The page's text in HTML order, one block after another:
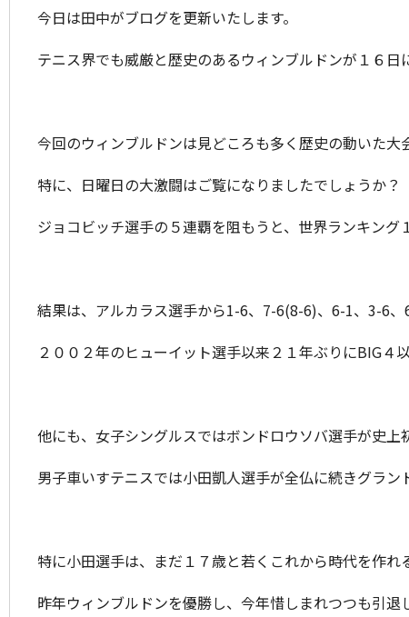
今日は田中がブログを更新いたします。
テニス界でも威厳と歴史のあるウィンブルドンが１６日
今回のウィンブルドンは見どころも多く歴史の動いた大
特に、日曜日の大激闘はご覧になりましたでしょうか？
ジョコビッチ選手の５連覇を阻もうと、世界ランキング
結果は、アルカラス選手から1-6、7-6(8-6)、6-1、3-6、
２００２年のヒューイット選手以来２１年ぶりにBIG４
他にも、女子シングルスではボンドロウソバ選手が史上
男子車いすテニスでは小田凱人選手が全仏に続きグラ
特に小田選手は、まだ１７歳と若くこれから時代を作れ
昨年ウィンブルドンを優勝し、今年惜しまれつつも引退